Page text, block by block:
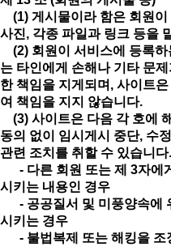
(1) 게시물이라 함은 회원이
사진, 각종 파일과 링크 등을
(2) 회원이 서비스에 등록하
는 타인에게 손해나 기타 문
한 책임을 지게되며, 사이트
여 책임을 지지 않습니다.
(3) 사이트은 다음 각 호에
동의 없이 임시게시 중단, 수
관련 조치를 취할 수 있습니다.
- 다른 회원 또는 제 3자에
시키는 내용인 경우
- 공공질서 및 미풍양속에
시키는 경우
- 불법복제 또는 해킹을 조